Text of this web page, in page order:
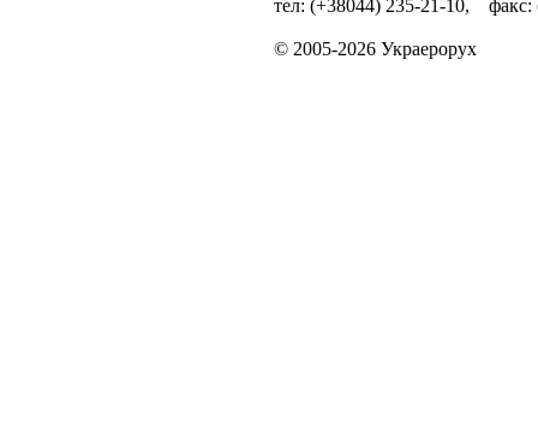
тел: (+38044) 235-21-10, факс:
© 2005-2026 Украерорух